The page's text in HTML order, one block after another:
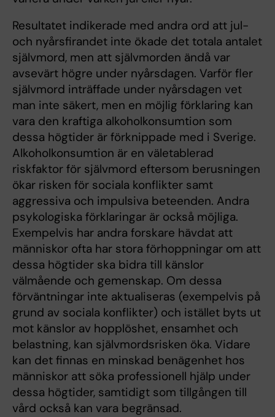
Resultatet indikerade med andra ord att jul-
och nyårsfirandet inte ökade det totala antalet
självmord, men att självmorden ändå var
avsevärt högre under nyårsdagen. Varför fler
självmord inträffade under nyårsdagen vet
man inte säkert, men en möjlig förklaring kan
vara den kraftiga alkoholkonsumtion som
dessa högtider är förknippade med i Sverige.
Alkoholkonsumtion är en väletablerad
riskfaktor för självmord eftersom berusningen
ökar risken för sociala konflikter samt
aggressiva och impulsiva beteenden. Andra
psykologiska förklaringar är också möjliga.
Exempelvis har andra forskare hävdat att
människor ofta har stora förhoppningar om att
dessa högtider ska bidra till känslor
välmående och gemenskap. Om dessa
förväntningar inte aktualiseras (exempelvis på
grund av sociala konflikter) och istället byts ut
mot känslor av hopplöshet, ensamhet och
belastning, kan självmordsrisken öka. Vidare
kan det finnas en minskad benägenhet hos
människor att söka professionell hjälp under
dessa högtider, samtidigt som tillgången till
vård också kan vara begränsad.